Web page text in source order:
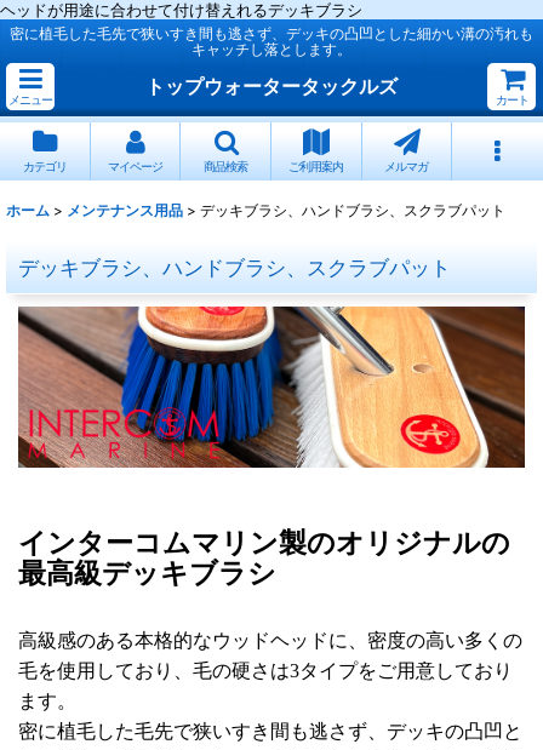
ヘッドが用途に合わせて付け替えれるデッキブラシ
密に植毛した毛先で狭いすき間も逃さず、デッキの凸凹とした細かい溝の汚れも
キャッチし落とします。
メニュー
トップウォータータックルズ
カート
カテゴリ マイページ 商品検索 ご利用案内 メルマガ
ホーム > メンテナンス用品 > デッキブラシ、ハンドブラシ、スクラブパット
デッキブラシ、ハンドブラシ、スクラブパット
インターコムマリン製のオリジナルの
最高級デッキブラシ
高級感のある本格的なウッドヘッドに、密度の高い多くの
毛を使用しており、毛の硬さは3タイプをご用意しており
ます。
密に植毛した毛先で狭いすき間も逃さず、デッキの凸凹と